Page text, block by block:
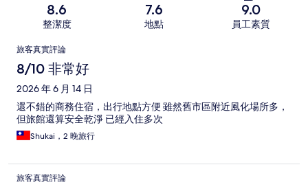
8.6
整潔度
7.6
地點
9.0
員工素質
評
論
旅客真實評論
8/10 非常好
2026 年 6 月 14 日
還不錯的商務住宿，出行地點方便 雖然舊市區附近風化場所多，
但旅館還算安全乾淨 已經入住多次
Shukai，2 晚旅行
旅客真實評論